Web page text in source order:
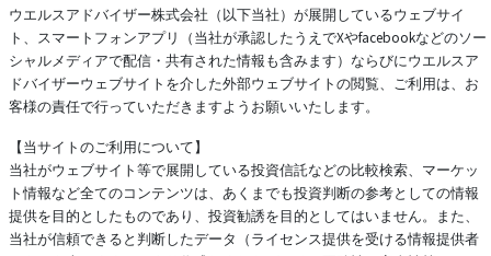
ウエルスアドバイザー株式会社（以下当社）が展開しているウェブサイ
ト、スマートフォンアプリ（当社が承認したうえでXやfacebookなどのソー
シャルメディアで配信・共有された情報も含みます）ならびにウエルスア
ドバイザーウェブサイトを介した外部ウェブサイトの閲覧、ご利用は、お
客様の責任で行っていただきますようお願いいたします。
【当サイトのご利用について】
当社がウェブサイト等で展開している投資信託などの比較検索、マーケッ
ト情報など全てのコンテンツは、あくまでも投資判断の参考としての情報
提供を目的としたものであり、投資勧誘を目的としてはいません。また、
当社が信頼できると判断したデータ（ライセンス提供を受ける情報提供者